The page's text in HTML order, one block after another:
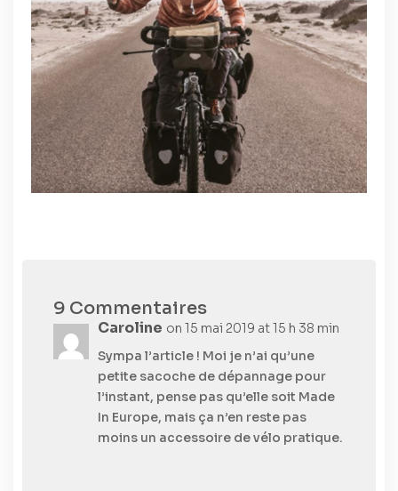
9 Commentaires
Caroline on 15 mai 2019 at 15 h 38 min
Sympa l’article ! Moi je n’ai qu’une
petite sacoche de dépannage pour
l’instant, pense pas qu’elle soit Made
In Europe, mais ça n’en reste pas
moins un accessoire de vélo pratique.